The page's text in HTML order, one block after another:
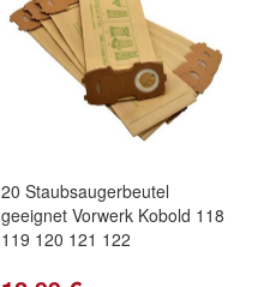
20 Staubsaugerbeutel
geeignet Vorwerk Kobold 118
119 120 121 122